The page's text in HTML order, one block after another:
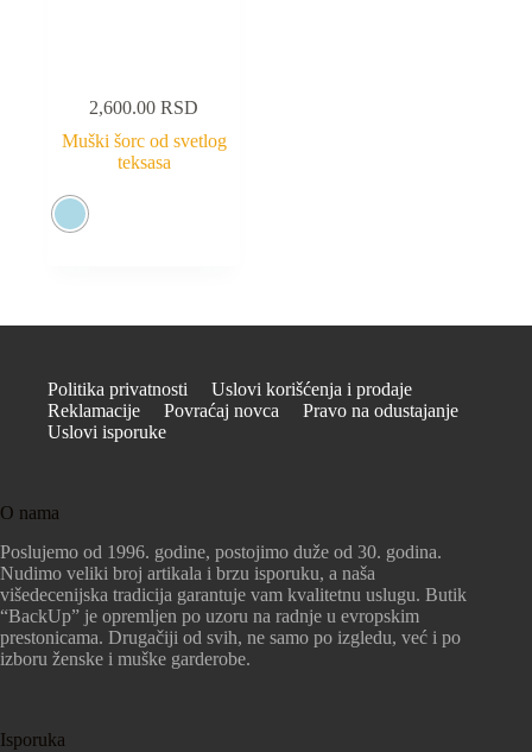
2,600.00RSD
Muški šorc od svetlog
teksasa
Politika privatnosti
Uslovi korišćenja i prodaje
Reklamacije
Povraćaj novca
Pravo na odustajanje
Uslovi isporuke
O nama
Poslujemo od 1996. godine, postojimo duže od 30. godina.
Nudimo veliki broj artikala i brzu isporuku, a naša
višedecenijska tradicija garantuje vam kvalitetnu uslugu. Butik
“BackUp” je opremljen po uzoru na radnje u evropskim
prestonicama. Drugačiji od svih, ne samo po izgledu, već i po
izboru ženske i muške garderobe.
Isporuka